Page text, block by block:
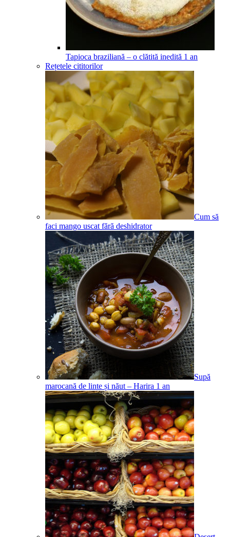
Tapioca braziliană – o clătită inedită 1 an
Rețetele cititorilor
Cum să
faci mango uscat fără deshidrator
Supă
marocană de linte și năut – Harira 1 an